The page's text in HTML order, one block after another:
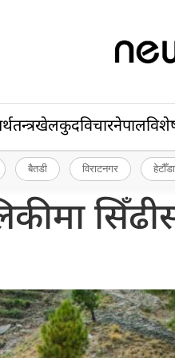
खेलकुदविचारनेपाल
बैतडी विराटनगर हेटौँडा